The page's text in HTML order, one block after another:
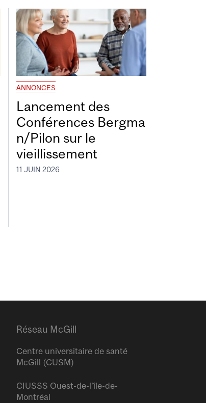
ANNONCES
Lancement des
Conférences Bergma
n/Pilon sur le
vieillissement
11 JUIN 2026
Réseau McGill
Centre universitaire de santé
McGill (CUSM)
CIUSSS Ouest-de-l’île-de-
Montréal